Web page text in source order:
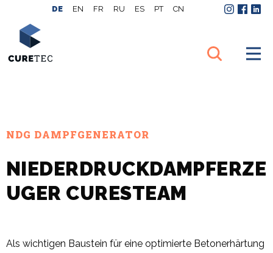
DE EN FR RU ES PT CN
NDG DAMPFGENERATOR
NIEDERDRUCKDAMPFERZE
UGER CURESTEAM
Als wichtigen Baustein für eine optimierte Betonerhärtung